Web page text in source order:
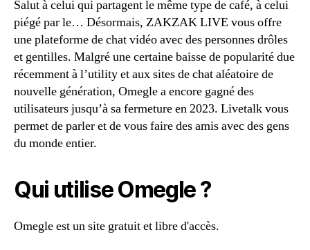
Salut à celui qui partagent le même type de café, à celui
piégé par le… Désormais, ZAKZAK LIVE vous offre
une plateforme de chat vidéo avec des personnes drôles
et gentilles. Malgré une certaine baisse de popularité due
récemment à l’utility et aux sites de chat aléatoire de
nouvelle génération, Omegle a encore gagné des
utilisateurs jusqu’à sa fermeture en 2023. Livetalk vous
permet de parler et de vous faire des amis avec des gens
du monde entier.
Qui utilise Omegle ?
Omegle est un site gratuit et libre d'accès.